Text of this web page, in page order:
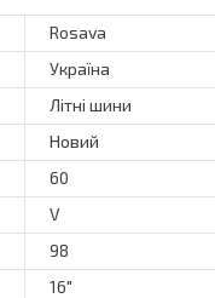
Rosava
Україна
Літні шини
Новий
60
V
98
16"